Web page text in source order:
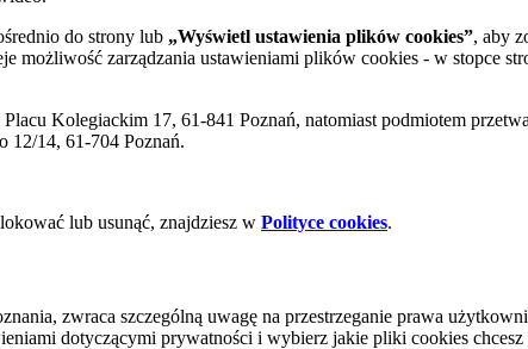
do strony lub „Wyświetl ustawienia plików cookies”, aby
możliwość zarządzania ustawieniami plików cookies - w stopce
Kolegiackim 17, 61-841 Poznań, natomiast podmiotem
12/14, 61-704 Poznań.
lub usunąć, znajdziesz w Polityce cookies.
zwraca szczególną uwagę na przestrzeganie prawa
dotyczącymi prywatności i wybierz jakie pliki cookies chcesz